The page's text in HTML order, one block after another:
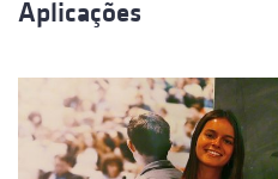
Aplicações